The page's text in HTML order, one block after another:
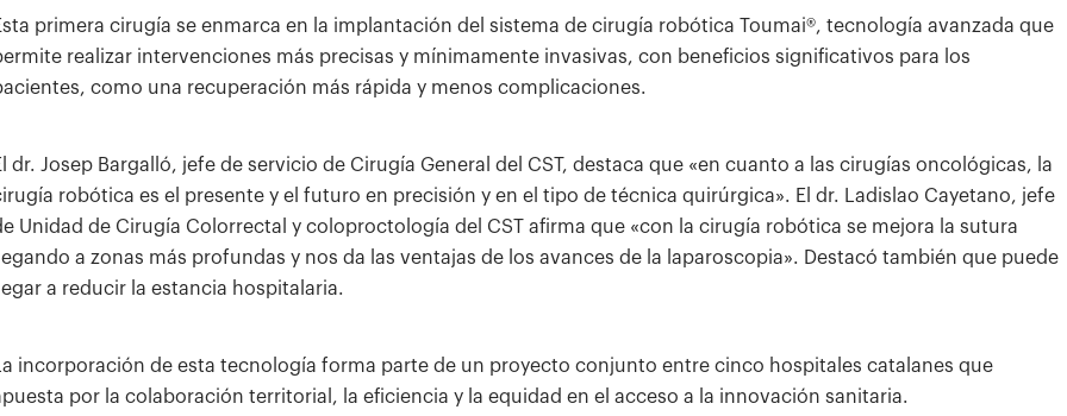
primera cirugía se enmarca en la implantación del sistema de cirugía robótica Toumai®, tecnología avanzada que
realizar intervenciones más precisas y mínimamente invasivas, con beneficios significativos para los
como una recuperación más rápida y menos complicaciones.
dr. Josep Bargalló, jefe de servicio de Cirugía General del CST, destaca que «en cuanto a las cirugías oncológicas, la
robótica es el presente y el futuro en precisión y en el tipo de técnica quirúrgica». El dr. Ladislao Cayetano, jefe
Unidad de Cirugía Colorrectal y coloproctología del CST afirma que «con la cirugía robótica se mejora la sutura
a zonas más profundas y nos da las ventajas de los avances de la laparoscopia». Destacó también que puede
a reducir la estancia hospitalaria.
incorporación de esta tecnología forma parte de un proyecto conjunto entre cinco hospitales catalanes que
por la colaboración territorial, la eficiencia y la equidad en el acceso a la innovación sanitaria.